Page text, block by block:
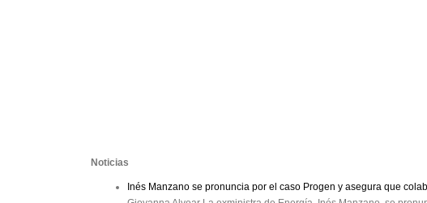
Noticias
Inés Manzano se pronuncia por el caso Progen y asegura que